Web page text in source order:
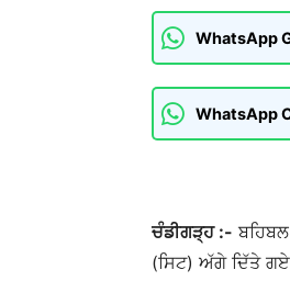
WhatsApp
WhatsApp
ਚੰਡੀਗੜ੍ਹ :-
(ਸਿਟ) ਅੱਗੇ ਦਿੱਤੇ